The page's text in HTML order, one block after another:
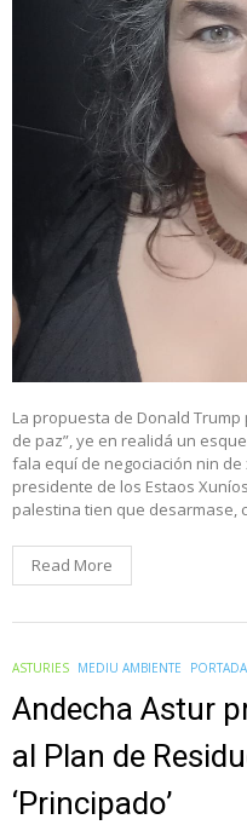
La propuesta de Donald
de paz”, ye en realidá un
fala equí de negociación nin de
presidente de los Estaos
palestina tien que desarmase,
Read More
ASTURIES MEDIU AMBIENTE PORTADA
Andecha Astur
al Plan de
‘Principado’